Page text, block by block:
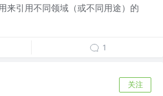
来引用不同领域（或不同用途）的
1
关注